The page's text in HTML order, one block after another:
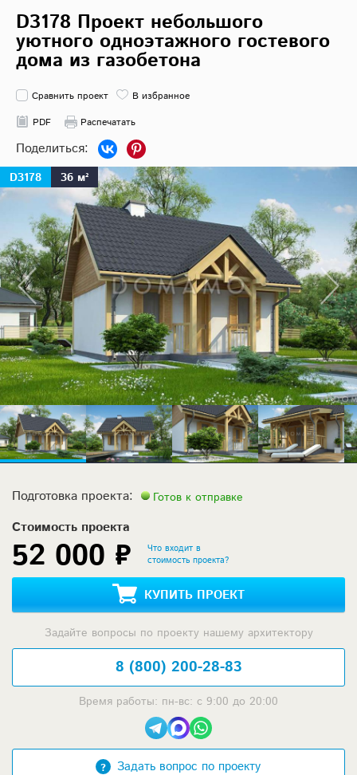
D3178 Проект небольшого
уютного одноэтажного гостевого
дома из газобетона
Сравнить проект
В избранное
PDF
Распечатать
D3178 36 м²
Подготовка проекта: Готов к отправке
Стоимость проекта
52 000 ₽
Что входит в
стоимость проекта?
КУПИТЬ ПРОЕКТ
Задайте вопросы по проекту нашему архитектору
8 (800) 200-28-83
Время работы: пн-вс: с 9:00 до 20:00
Задать вопрос по проекту